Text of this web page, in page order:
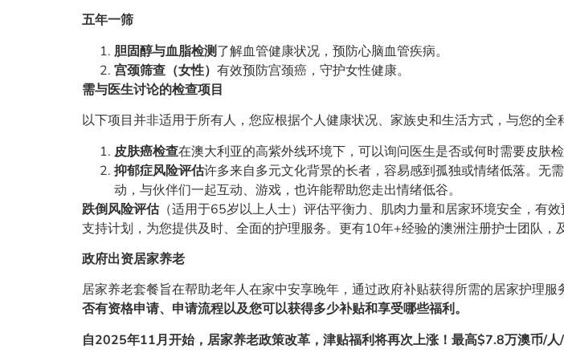
五年一筛
胆固醇与血脂检测了解血管健康状况，预防心脑血管疾病。
宫颈筛查（女性） 有效预防宫颈癌，守护女性健康。
需与医生讨论的检查项目
以下项目并非适用于所有人，您应根据个人健康状况、家族史和生活方式，与您的全
皮肤癌检查在澳大利亚的高紫外线环境下，可以询问医生是否或何时需要皮肤检
抑郁症风险评估许多来自多元文化背景的长者，容易感到孤独或情绪低落。无
动，与伙伴们一起互动、游戏，也许能帮助您走出情绪低谷。
跌倒风险评估（适用于65岁以上人士）评估平衡力、肌肉力量和居家环境安全，有
支持计划，为您提供及时、全面的护理服务。更有10年+经验的澳洲注册护士团队，
政府出资居家养老
居家养老套餐旨在帮助老年人在家中安享晚年，通过政府补贴获得所需的居家护理服
否有资格申请、申请流程以及您可以获得多少补贴和享受哪些福利。
自2025年11月开始，居家养老政策改革，津贴福利将再次上涨！最高$7.8万澳币/人/